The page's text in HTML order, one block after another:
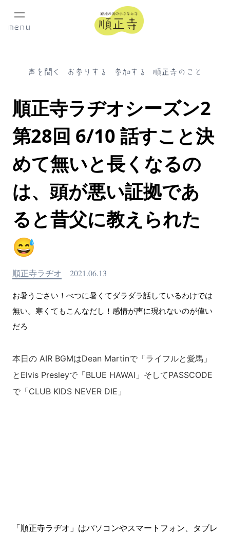
menu
声を聞く お参りする 参加する 順正寺のこと
順正寺ラヂオシーズン2
第28回 6/10 話すこと決
めて無いと長くなるの
は、頭が悪い証拠であ
ると昔父に教えられた
😅
順正寺ラヂオ 2021.06.13
お暑うごさい！べつに暑くてダラダラ話しているわけでは
無い。寒くてもこんなだし！感情が声に現れないのが偉い
だろ
本日の AIR BGMはDean Martinで「ライフルと愛馬」
とElvis Presleyで「BLUE HAWAI」そしてPASSCODE
で「CLUB KIDS NEVER DIE」
「順正寺ラヂオ」はパソコンやスマートフォン、タブレ